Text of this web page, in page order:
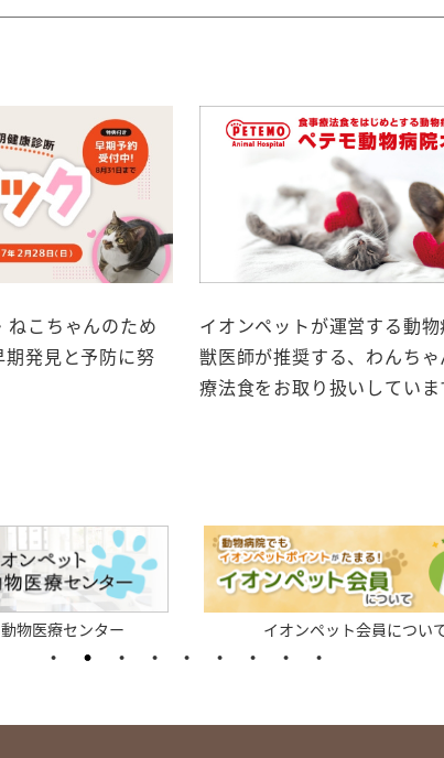
ねこちゃんのため
発見と予防に努
イオンペットが運営する動物
獣医師が推奨する、わんち
療法食をお取り扱いしていま
ト会員について ペテモグルーミングサロ